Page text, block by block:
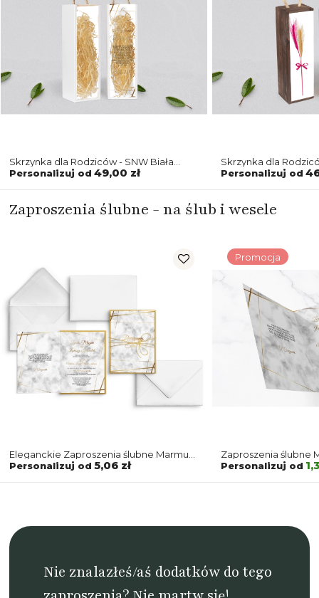
Skrzynka dla Rodziców - SNW Biała
Marmur & Złoto - Motyw 2
Personalizuj od 49,00 zł
Skrzynka dla
Marmur & Złoto -
Personalizuj od
Zaproszenia ślubne - na ślub i wesele
Eleganckie Zaproszenia ślubne Marmur
& Złoto ze złotym papierem ozdobnym
i sznurkiem
Personalizuj od 5,06 zł
Promocja
Zaproszenia ślubne
Składane Motyw 2
Personalizuj od
Nie znalazłeś/aś dodatków do tego